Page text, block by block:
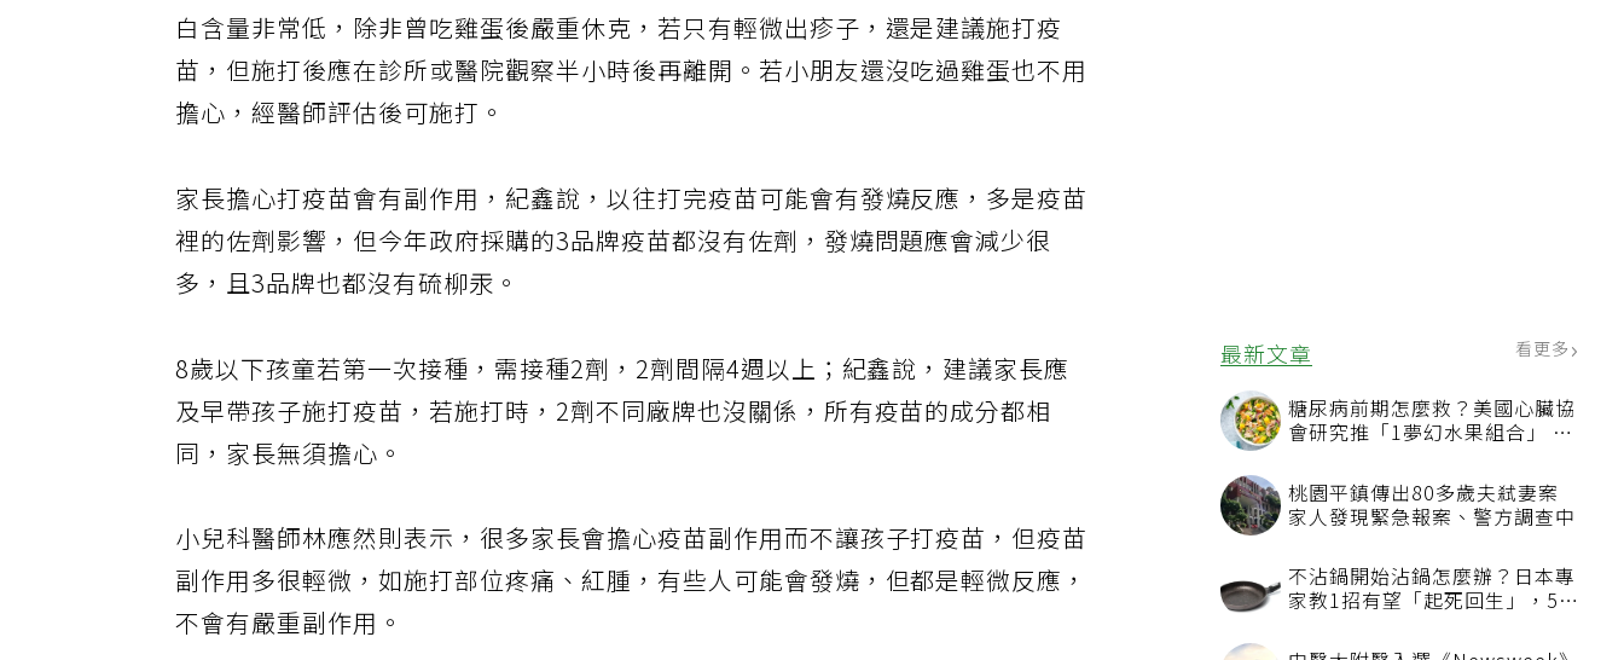
最新文章 看更多
糖尿病前期怎麼救？美國心臟協
會研究推「1夢幻水果組合」 酪
桃園平鎮傳出80多歲夫弒妻案
家人發現緊急報案、警方調查中
不沾鍋開始沾鍋怎麼辦？日本專
家教1招有望「起死回生」，5情
白含量非常低，除非曾吃雞蛋後嚴重休克，若只有輕微出疹子，還是建議施打疫
苗，但施打後應在診所或醫院觀察半小時後再離開。若小朋友還沒吃過雞蛋也不用
擔心，經醫師評估後可施打。
家長擔心打疫苗會有副作用，紀鑫說，以往打完疫苗可能會有發燒反應，多是疫苗
裡的佐劑影響，但今年政府採購的3品牌疫苗都沒有佐劑，發燒問題應會減少很
多，且3品牌也都沒有硫柳汞。
8歲以下孩童若第一次接種，需接種2劑，2劑間隔4週以上；紀鑫說，建議家長應
及早帶孩子施打疫苗，若施打時，2劑不同廠牌也沒關係，所有疫苗的成分都相
同，家長無須擔心。
小兒科醫師林應然則表示，很多家長會擔心疫苗副作用而不讓孩子打疫苗，但疫苗
副作用多很輕微，如施打部位疼痛、紅腫，有些人可能會發燒，但都是輕微反應，
不會有嚴重副作用。